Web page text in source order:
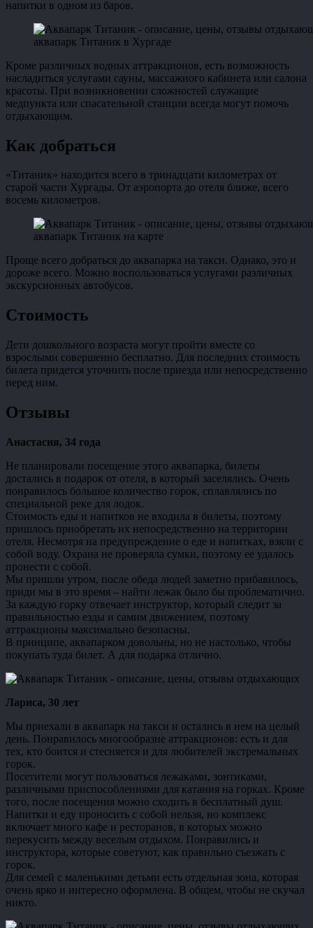
напитки в одном из баров.
аквапарк Титаник в Хургаде
Кроме различных водных аттракционов, есть возможность
насладиться услугами сауны, массажного кабинета или салона
красоты. При возникновении сложностей служащие
медпункта или спасательной станции всегда могут помочь
отдыхающим.
Как добраться
«Титаник» находится всего в тринадцати километрах от
старой части Хургады. От аэропорта до отеля ближе, всего
восемь километров.
аквапарк Титаник на карте
Проще всего добраться до аквапарка на такси. Однако, это и
дороже всего. Можно воспользоваться услугами различных
экскурсионных автобусов.
Стоимость
Дети дошкольного возраста могут пройти вместе со
взрослыми совершенно бесплатно. Для последних стоимость
билета придется уточнить после приезда или непосредственно
перед ним.
Отзывы
Анастасия, 34 года
Не планировали посещение этого аквапарка, билеты
достались в подарок от отеля, в который заселялись. Очень
понравилось большое количество горок, сплавлялись по
специальной реке для лодок.
Стоимость еды и напитков не входила в билеты, поэтому
пришлось приобретать их непосредственно на территории
отеля. Несмотря на предупреждение о еде и напитках, взяли с
собой воду. Охрана не проверяла сумки, поэтому ее удалось
пронести с собой.
Мы пришли утром, после обеда людей заметно прибавилось,
приди мы в это время – найти лежак было бы проблематично.
За каждую горку отвечает инструктор, который следит за
правильностью езды и самим движением, поэтому
аттракционы максимально безопасны.
В принципе, аквапарком довольны, но не настолько, чтобы
покупать туда билет. А для подарка отлично.
Лариса, 30 лет
Мы приехали в аквапарк на такси и остались в нем на целый
день. Понравилось многообразие аттракционов: есть и для
тех, кто боится и стесняется и для любителей экстремальных
горок.
Посетители могут пользоваться лежаками, зонтиками,
различными приспособлениями для катания на горках. Кроме
того, после посещения можно сходить в бесплатный душ.
Напитки и еду проносить с собой нельзя, но комплекс
включает много кафе и ресторанов, в которых можно
перекусить между веселым отдыхом. Понравились и
инструктора, которые советуют, как правильно съезжать с
горок.
Для семей с маленькими детьми есть отдельная зона, которая
очень ярко и интересно оформлена. В общем, чтобы не скучал
никто.